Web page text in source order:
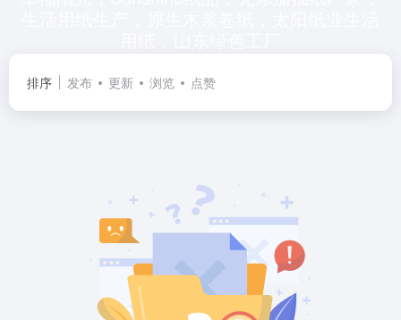
排序 发布 更新 浏览 点赞